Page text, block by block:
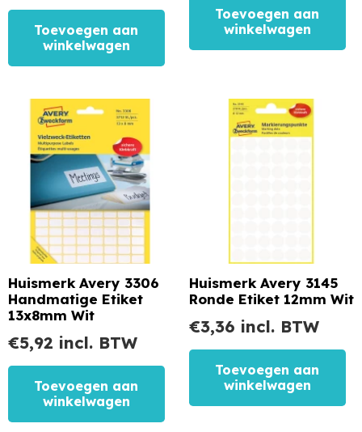
Toevoegen aan
winkelwagen
Toevoegen aan
winkelwagen
Huismerk Avery 3306
Handmatige Etiket
13x8mm Wit
€5,92 incl. BTW
Toevoegen aan
winkelwagen
Huismerk Avery 3145
Ronde Etiket 12mm Wit
€3,36 incl. BTW
Toevoegen aan
winkelwagen